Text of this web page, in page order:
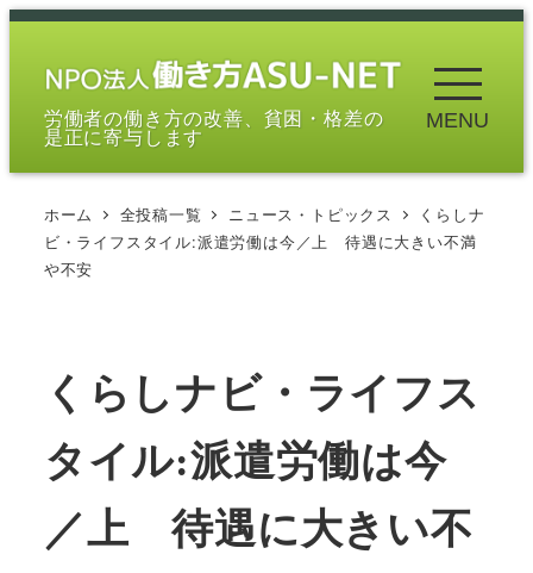
メ
労働者の働き方の改善、貧困・格差の
是正に寄与します
MENU
ホーム 全投稿一覧 ニュース・トピックス
くらしナ
ビ・ライフスタイル:派遣労働は今／上 待遇に大きい不満
や不安
くらしナビ・ライフス
タイル:派遣労働は今
／上 待遇に大きい不